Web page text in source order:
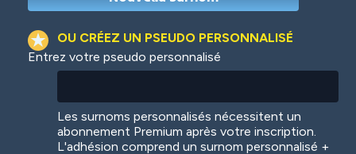
Colorful
OU CRÉEZ UN PSEUDO PERSONNALISÉ
Entrez votre pseudo personnalisé
Les surnoms personnalisés nécessitent un
abonnement Premium après votre inscription.
L'adhésion comprend un surnom personnalisé +